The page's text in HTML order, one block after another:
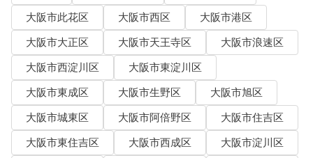
大阪市此花区
大阪市西区
大阪市港区
大阪市大正区
大阪市天王寺区
大阪市浪速区
大阪市西淀川区
大阪市東淀川区
大阪市東成区
大阪市生野区
大阪市旭区
大阪市城東区
大阪市阿倍野区
大阪市住吉区
大阪市東住吉区
大阪市西成区
大阪市淀川区